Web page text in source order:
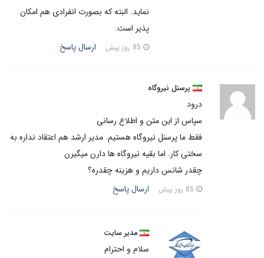
نماید. البته که بصورت انفرادی هم امکان
پذیر است.
ارسال پاسخ
پرسنل نیروگاه
درود
سپاس از این متن و اطلاع رسانی
فقط ما پرسنل نیروگاه هستیم. مدیر ارشد هم اعتقاد نداره به
سختی کار. اما بقیه نیروگاه ها دارن میگیرن
چقدر شانس داریم و هزینه چقدره؟
ارسال پاسخ
مدیر سایت
سلام و احترام